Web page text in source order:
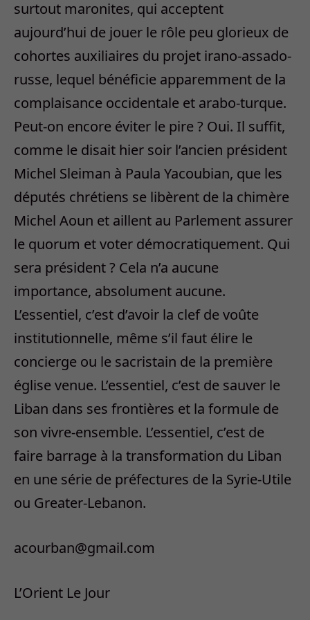
surtout maronites, qui acceptent
aujourd’hui de jouer le rôle peu glorieux de
cohortes auxiliaires du projet irano-assado-
russe, lequel bénéficie apparemment de la
complaisance occidentale et arabo-turque.
Peut-on encore éviter le pire ? Oui. Il suffit,
comme le disait hier soir l’ancien président
Michel Sleiman à Paula Yacoubian, que les
députés chrétiens se libèrent de la chimère
Michel Aoun et aillent au Parlement assurer
le quorum et voter démocratiquement. Qui
sera président ? Cela n’a aucune
importance, absolument aucune.
L’essentiel, c’est d’avoir la clef de voûte
institutionnelle, même s’il faut élire le
concierge ou le sacristain de la première
église venue. L’essentiel, c’est de sauver le
Liban dans ses frontières et la formule de
son vivre-ensemble. L’essentiel, c’est de
faire barrage à la transformation du Liban
en une série de préfectures de la Syrie-Utile
ou Greater-Lebanon.
acourban@gmail.com
L’Orient Le Jour